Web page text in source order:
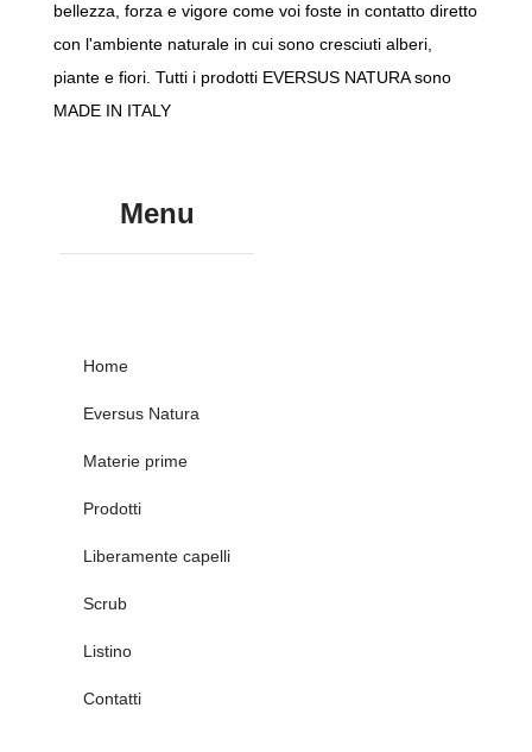
bellezza, forza e vigore come voi foste in contatto diretto
con l'ambiente naturale in cui sono cresciuti alberi,
piante e fiori. Tutti i prodotti EVERSUS NATURA sono
MADE IN ITALY
Menu
Home
Eversus Natura
Materie prime
Prodotti
Liberamente capelli
Scrub
Listino
Contatti